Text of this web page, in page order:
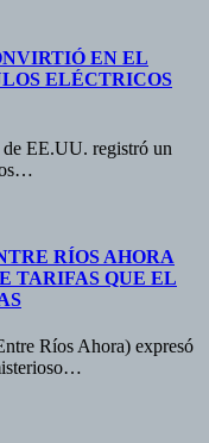
EN EL
ELÉCTRICOS
EE.UU. registró un
RÍOS AHORA
TARIFAS QUE EL
Ríos Ahora) expresó